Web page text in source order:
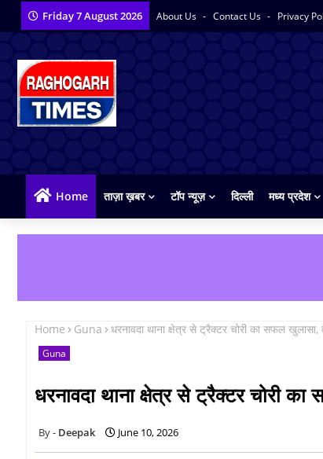
Friday 7 August 2026 About Us Contact Us Privacy
Home ताज़ा ख़बर टॉप न्यूज़ दिल्ली मध्य प्रदेश
Home Guna धरनावदा थाना क्षेत्र से ट्रैक्टर चोरी का सफल खुलासा,
Guna
धरनावदा थाना क्षेत्र से ट्रैक्टर चोरी
Deepak June 10, 2026